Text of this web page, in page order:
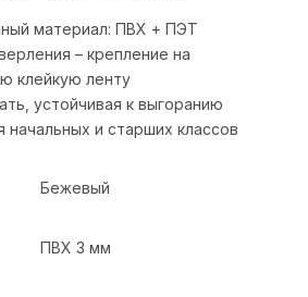
материал: ПВХ + ПЭТ
– крепление на
клейкую ленту
устойчивая к выгоранию
и старших классов
Бежевый
ПВХ 3 мм